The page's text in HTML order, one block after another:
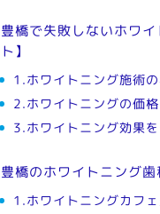
豊橋で失敗しないホワ
ト】
1.ホワイトニング施術
2.ホワイトニングの価
3.ホワイトニング効果
豊橋のホワイトニング歯
1.ホワイトニングカフ